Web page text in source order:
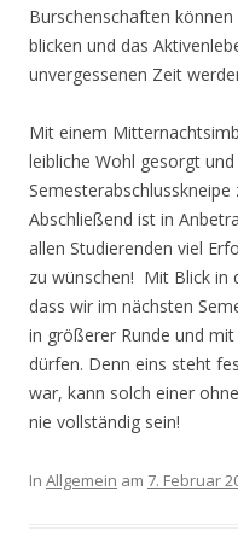
Burschenschaften
blicken und das
unvergessenen Zeit
Mit einem
leibliche Wohl gesorgt
Abschließend ist in
allen Studierenden viel
zu wünschen! Mit Blick in
dass wir im nächsten
in größerer Runde und
dürfen. Denn eins steht
war, kann solch einer
nie vollständig sein!
In Allgemein am 7. Februar